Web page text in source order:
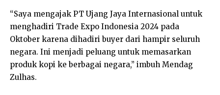
“Saya mengajak PT Ujang Jaya Internasional untuk
menghadiri Trade Expo Indonesia 2024 pada
Oktober karena dihadiri buyer dari hampir seluruh
negara. Ini menjadi peluang untuk memasarkan
produk kopi ke berbagai negara,” imbuh Mendag
Zulhas.